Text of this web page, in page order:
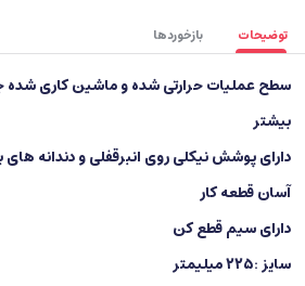
توضیحات بازخوردها
سطح عملیات حرارتی شده و ماشین کاری
بیشتر
دارای پوشش نیکلی روی انبرقفلی و دندانه
آسان قطعه کار
دارای سیم قطع کن
سایز :۲۲۵ میلیمتر